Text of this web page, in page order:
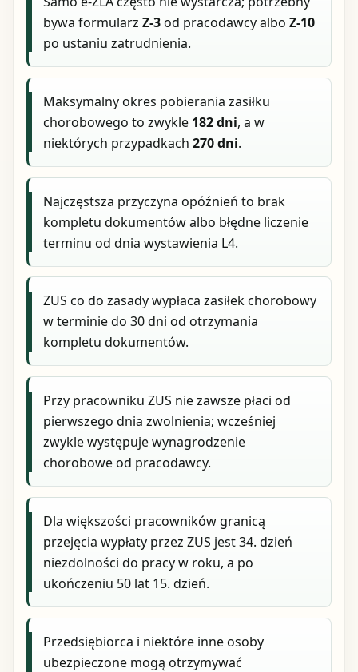
bywa formularzZ-3od pracodawcy alboZ-10
po ustaniu zatrudnienia.
Maksymalny okres pobierania zasiłku
chorobowego to zwykle 182 dni, a w
niektórych przypadkach270 dni.
Najczęstsza przyczyna opóźnień to brak
kompletu dokumentów albo błędne liczenie
terminu od dnia wystawienia L4.
ZUS co do zasady wypłaca zasiłek chorobowy
w terminie do 30 dni od otrzymania
kompletu dokumentów.
Przy pracowniku ZUS nie zawsze płaci od
pierwszego dnia zwolnienia; wcześniej
zwykle występuje wynagrodzenie
chorobowe od pracodawcy.
Dla większości pracowników granicą
przejęcia wypłaty przez ZUS jest 34. dzień
niezdolności do pracy w roku, a po
ukończeniu 50 lat 15. dzień.
Przedsiębiorca i niektóre inne osoby
ubezpieczone mogą otrzymywać